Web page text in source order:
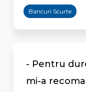
Bancuri Scurte
- Pentru
mi-a